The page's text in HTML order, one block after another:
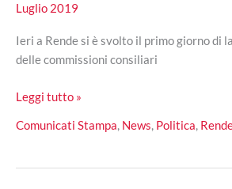
Luglio 2019
Ieri a Rende si è svolto il primo giorno di
delle commissioni consiliari
Insediate
Rende
Commissioni
Leggi tutto »
Comunicati Stampa, News, Politica,